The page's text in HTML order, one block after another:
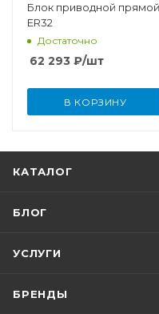
Блок приводной прямой
ER32
Достаточно
62 293 ₽/шт
В КОРЗИНУ
КАТАЛОГ
БЛОГ
УСЛУГИ
БРЕНДЫ